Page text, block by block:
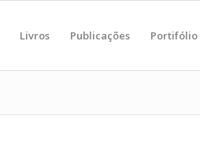
Livros Publicações Portifólio